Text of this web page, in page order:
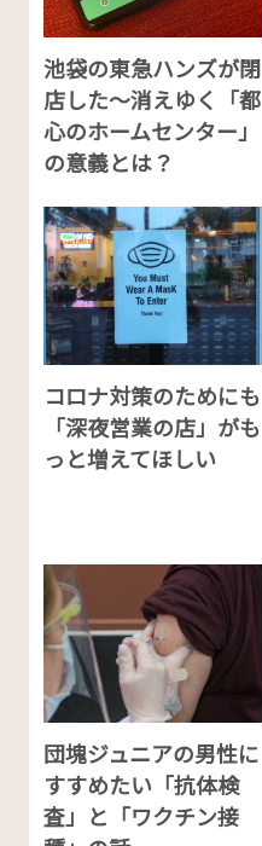
池袋の東急ハンズが閉
店した〜消えゆく「都
心のホームセンター」
の意義とは？
コロナ対策のためにも
「深夜営業の店」がも
っと増えてほしい
団塊ジュニアの男性に
すすめたい「抗体検
査」と「ワクチン接